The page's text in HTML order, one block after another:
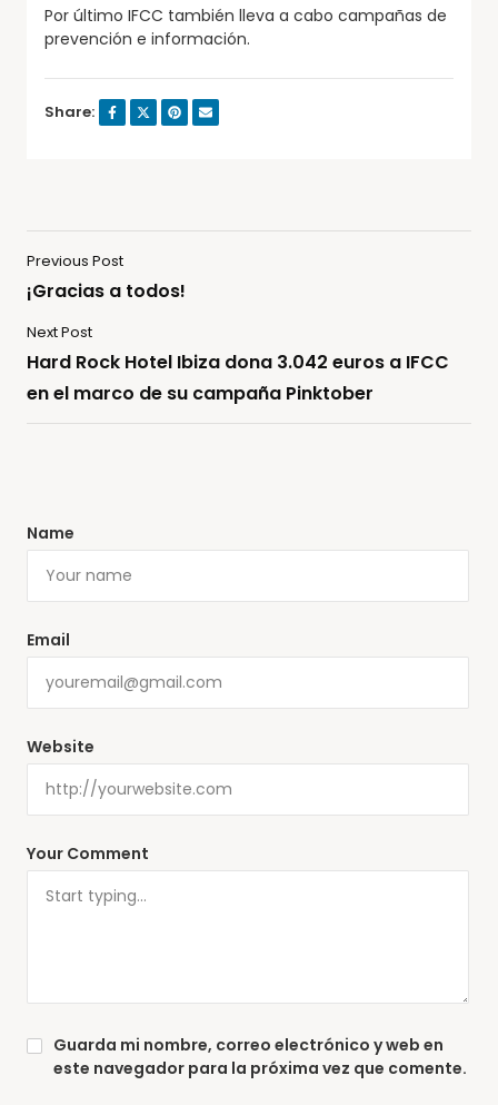
Por último IFCC también lleva a cabo campañas de
prevención e información.
Share:
Previous Post
¡Gracias a todos!
Next Post
Hard Rock Hotel Ibiza dona 3.042 euros a IFCC
en el marco de su campaña Pinktober
Your Comment
Name
Email
Website
Guarda mi nombre, correo electrónico y web en
este navegador para la próxima vez que comente.